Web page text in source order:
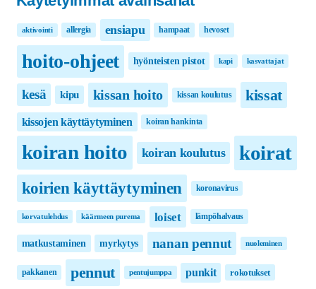
aktivointi allergia ensiapu hampaat hevoset
hoito-ohjeet hyönteisten pistot kapi kasvattajat
kesä kipu kissan hoito kissan koulutus kissat
kissojen käyttäytyminen koiran hankinta
koiran hoito koiran koulutus koirat
koirien käyttäytyminen koronavirus
korvatulehdus käärmeen purema loiset lämpöhalvaus
matkustaminen myrkytys nanan pennut nuoleminen
pakkanen pennut pentujumppa punkit rokotukset